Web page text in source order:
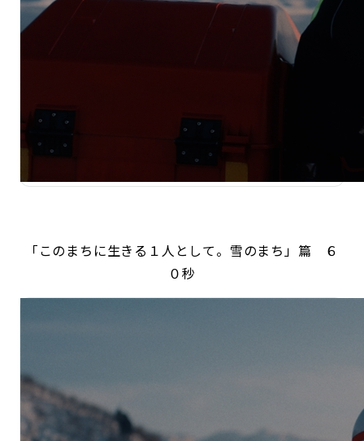
「このまちに生きる１人として。雪のまち」篇 ６
０秒